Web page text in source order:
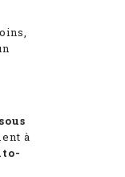
sous
à